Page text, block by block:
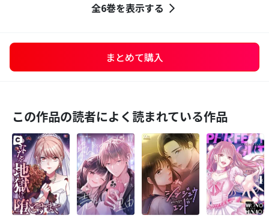
全6巻を表示する
まとめて購入
この作品の読者によく読まれている作品